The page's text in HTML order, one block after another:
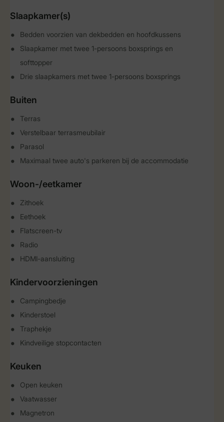
Slaapkamer(s)
Bedden voorzien van dekbedden en hoofdkussens
Slaapkamer met twee 1-persoons boxsprings en
softtopper
Drie slaapkamers met twee 1-persoons boxsprings
Buiten
Terras
Verstelbaar terrasmeubilair
Parasol
Maximaal twee auto's parkeren bij de accommodatie
Woon-/eetkamer
Zithoek
Eethoek
Flatscreen-tv
Radio
HDMI-aansluiting
Kindervoorzieningen
Campingbedje
Kinderstoel
Traphekje
Kindveilige stopcontacten
Keuken
Open keuken
Vaatwasser
Magnetron